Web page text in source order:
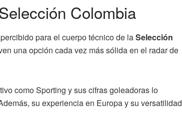
Colombia
para el cuerpo técnico de laSelección
una opción cada vez más sólida en el radar de
como Sporting y sus cifras goleadoras lo
su experiencia en Europa y su versatilidad